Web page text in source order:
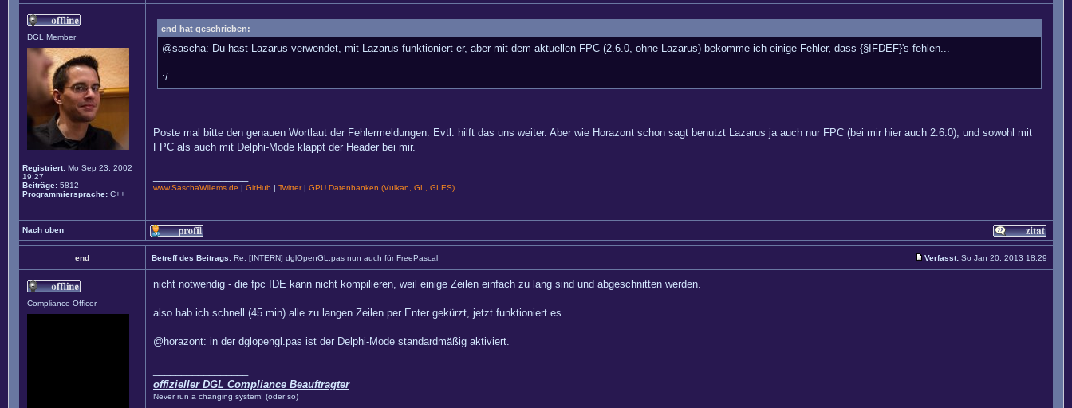
DGL Member
Registriert: Mo Sep 23, 2002
19:27
Beiträge: 5812
Programmiersprache: C++
end hat geschrieben:
@sascha: Du hast Lazarus verwendet, mit Lazarus funktioniert er, aber mit dem aktuellen FPC (2.6.0, ohne Lazarus) bekomme ich einige Fehler, dass {§IFDEF}'s fehlen...
:/
Poste mal bitte den genauen Wortlaut der Fehlermeldungen. Evtl. hilft das uns weiter. Aber wie Horazont schon sagt benutzt Lazarus ja auch nur FPC (bei mir hier auch 2.6.0), und sowohl mit
FPC als auch mit Delphi-Mode klappt der Header bei mir.
www.SaschaWillems.de | GitHub | Twitter| GPU Datenbanken (Vulkan, GL, GLES)
Nach oben
end Betreff des Beitrags: Re: [INTERN] dglOpenGL.pas nun auch für FreePascal Verfasst: So Jan 20, 2013 18:29
Compliance Officer
nicht notwendig - die fpc IDE kann nicht kompilieren, weil einige Zeilen einfach zu lang sind und abgeschnitten werden.
also hab ich schnell (45 min) alle zu langen Zeilen per Enter gekürzt, jetzt funktioniert es.
@horazont: in der dglopengl.pas ist der Delphi-Mode standardmäßig aktiviert.
offizieller DGL Compliance Beauftragter
Never run a changing system! (oder so)